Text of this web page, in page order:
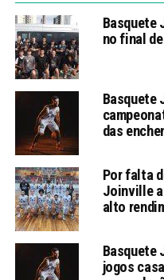
Basquete
no final
Basquete
das
Por falta
Joinville
alto
Basquete
jogos